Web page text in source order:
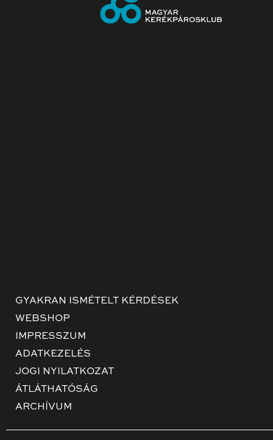
GYAKRAN ISMÉTELT KÉRDÉSEK
WEBSHOP
IMPRESSZUM
ADATKEZELÉS
JOGI NYILATKOZAT
ÁTLÁTHATÓSÁG
ARCHÍVUM